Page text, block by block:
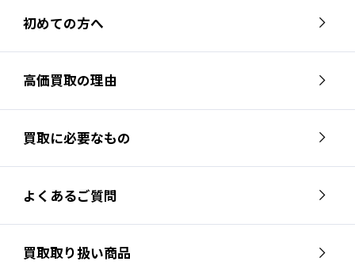
初めての方へ
高価買取の理由
買取に必要なもの
よくあるご質問
買取取り扱い商品